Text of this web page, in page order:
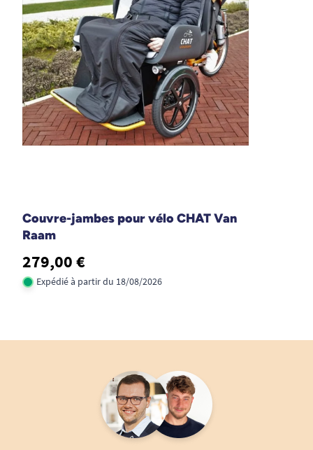
Couvre-jambes pour vélo CHAT Van
Raam
279,00 €
Expédié à partir du 18/08/2026